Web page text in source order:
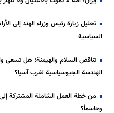
تحليل زيارة رئيس وزراء الهند إلى
السياسية
تناقض السلام والهيمنة؛ هل تسعى
الهندسة الجيوسياسية لغرب آسيا؟
من خطة العمل الشاملة المشتركة إلى
وحاسماً؟